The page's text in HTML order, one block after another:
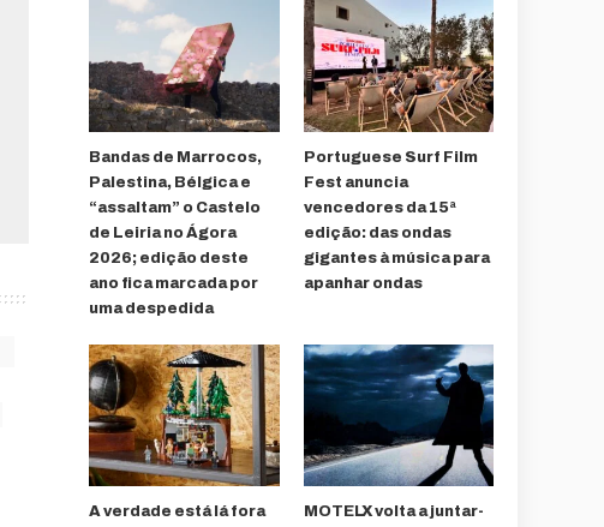
Bandas de Marrocos,
Palestina, Bélgica e
“assaltam” o Castelo
de Leiria no Ágora
2026; edição deste
ano fica marcada por
uma despedida
Portuguese Surf Film
Fest anuncia
vencedores da 15ª
edição: das ondas
gigantes à música para
apanhar ondas
A verdade está lá fora
MOTELX volta a juntar-